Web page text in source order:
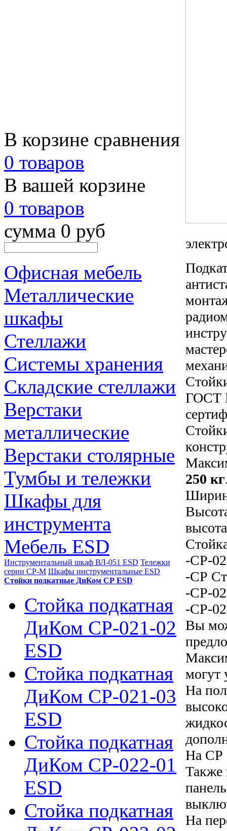
В корзине сравнения
0 товаров
В вашей корзине
0 товаров
сумма 0 руб
Офисная мебель
Металлические
шкафы
Стеллажи
Системы хранения
Складские стеллажи
Верстаки
металлические
Верстаки столярные
Тумбы и тележки
Шкафы для
инструмента
Мебель ESD
Инструментальный шкаф ВЛ-051 ESD Тележки
серии СР-М Шкафы инструментальные ESD
Стойки подкатные ДиКом СР ESD
Стойка подкатная
ДиКом СР-021-02
ESD
Стойка подкатная
ДиКом СР-021-03
ESD
Стойка подкатная
ДиКом СР-022-01
ESD
Стойка подкатная
ГОСТ
250 кг
-СР-02
-СР
-СР-
-СР-
Вы
могут
На
На СР
Также
На